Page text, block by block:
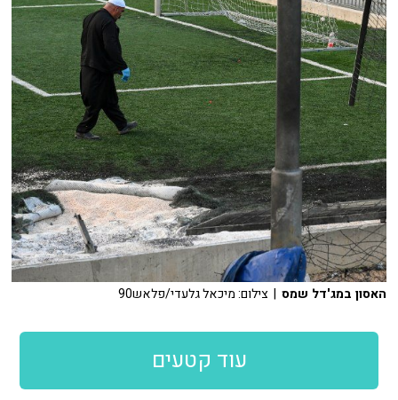
האסון במג'דל שמס | צילום: מיכאל גלעדי/פלאש90
עוד קטעים